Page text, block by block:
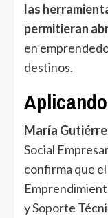
las
permitieran
en
destinos.
María
Social
confirma que
y Soporte